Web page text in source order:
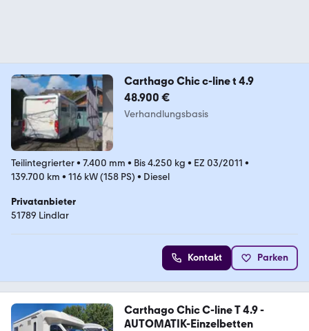
Carthago Chic c-line t 4.9
48.900 €
Verhandlungsbasis
Teilintegrierter• 7.400 mm • Bis 4.250 kg • EZ 03/2011 •
139.700 km • 116 kW (158 PS) • Diesel
Privatanbieter
51789 Lindlar
Kontakt Parken
Carthago Chic C-line T 4.9 -
AUTOMATIK-Einzelbetten